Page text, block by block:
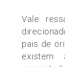
Vale
pais de
existem